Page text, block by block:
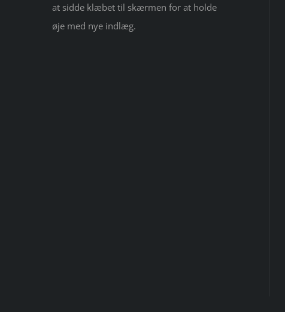
at sidde klæbet til skærmen for at holde
øje med nye indlæg.